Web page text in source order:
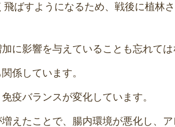
ばすようになるため、戦後に植林
に影響を与えていることも忘れて
係しています。
疫バランスが変化しています。
えたことで、腸内環境が悪化し、